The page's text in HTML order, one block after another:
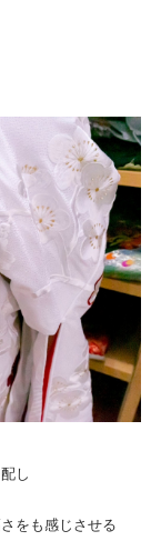
し
をも感じさせる